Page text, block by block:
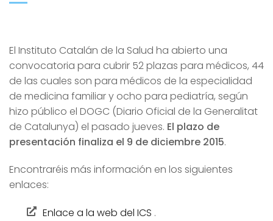
El Instituto Catalán de la Salud ha abierto una
convocatoria para cubrir 52 plazas para médicos, 44
de las cuales son para médicos de la especialidad
de medicina familiar y ocho para pediatría, según
hizo público el DOGC (Diario Oficial de la Generalitat
de Catalunya) el pasado jueves. El plazo de
presentación finaliza el 9 de diciembre 2015.
Encontraréis más información en los siguientes
enlaces:
Enlace a la web del ICS .